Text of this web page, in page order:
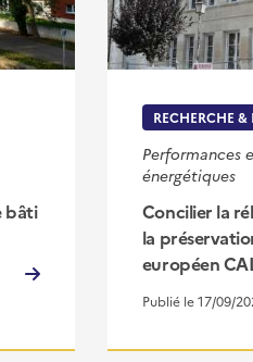
bâti
RECHERCHE
Performances
énergétiques
Concilier la
la
européen
Publié le 17/09/